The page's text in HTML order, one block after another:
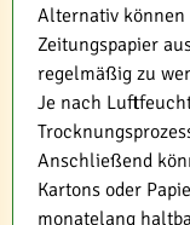
Alternativ können
Zeitungspapier
regelmäßig zu
Je nach
Anschließend
Kartons oder
monatelang